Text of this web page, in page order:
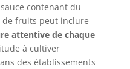
contenant du
de fruits peut inclure
attentive de chaque
à cultiver
des établissements